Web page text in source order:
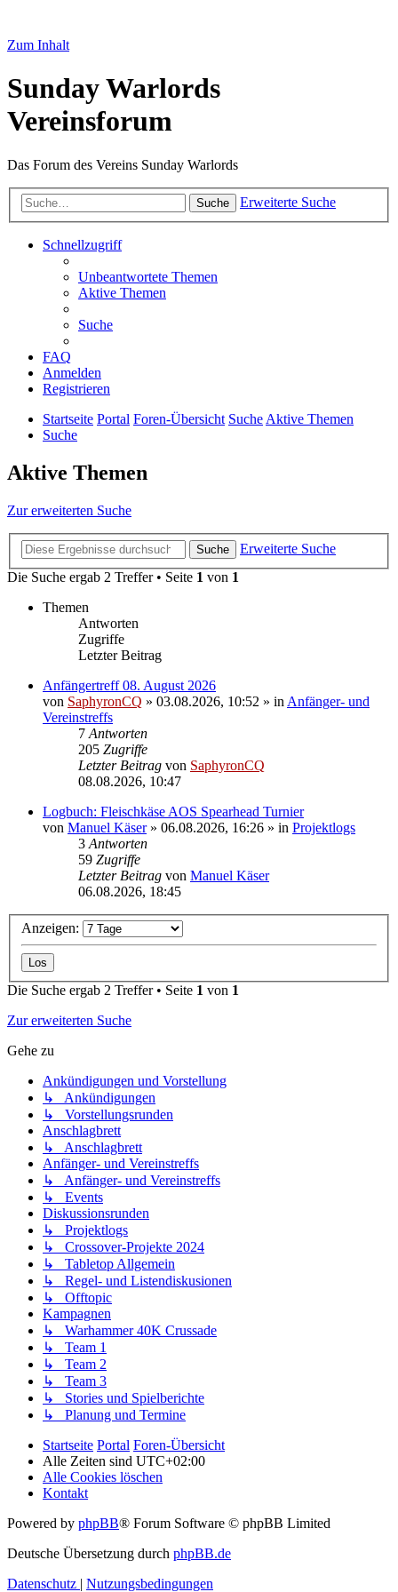
Zum Inhalt
Sunday Warlords
Vereinsforum
Das Forum des Vereins Sunday Warlords
Suche Erweiterte Suche
Schnellzugriff
Unbeantwortete Themen
Aktive Themen
Suche
FAQ
Anmelden
Registrieren
Startseite Portal Foren-Übersicht SucheAktive Themen
Suche
Aktive Themen
Zur erweiterten Suche
Suche
Erweiterte Suche
Die Suche ergab 2 Treffer • Seite 1 von 1
Themen
Antworten
Zugriffe
Letzter Beitrag
Anfängertreff 08. August 2026
von SaphyronCQ » 03.08.2026, 10:52 » in Anfänger- und
Vereinstreffs
7 Antworten
205 Zugriffe
Letzter Beitrag von SaphyronCQ
08.08.2026, 10:47
Logbuch: Fleischkäse AOS Spearhead Turnier
von Manuel Käser» 06.08.2026, 16:26 » in Projektlogs
3 Antworten
59 Zugriffe
Letzter Beitrag von Manuel Käser
06.08.2026, 18:45
Anzeigen:
Die Suche ergab 2 Treffer • Seite 1 von 1
Zur erweiterten Suche
Gehe zu
Ankündigungen und Vorstellung
↳ Ankündigungen
↳ Vorstellungsrunden
Anschlagbrett
↳ Anschlagbrett
Anfänger- und Vereinstreffs
↳ Anfänger- und Vereinstreffs
↳ Events
Diskussionsrunden
↳ Projektlogs
↳ Crossover-Projekte 2024
↳ Tabletop Allgemein
↳ Regel- und Listendiskusionen
↳ Offtopic
Kampagnen
↳ Warhammer 40K Crussade
↳ Team 1
↳ Team 2
↳ Team 3
↳ Stories und Spielberichte
↳ Planung und Termine
Startseite Portal Foren-Übersicht
Alle Zeiten sind UTC+02:00
Alle Cookies löschen
Kontakt
Powered by phpBB® Forum Software © phpBB Limited
Deutsche Übersetzung durch phpBB.de
Datenschutz
Nutzungsbedingungen